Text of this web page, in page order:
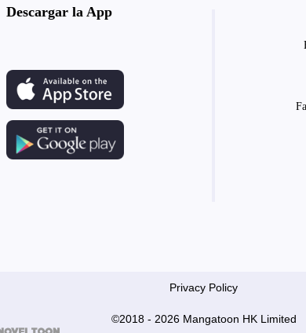
Descargar la App
Privacy Policy
©2018 - 2026 Mangatoon HK Limited